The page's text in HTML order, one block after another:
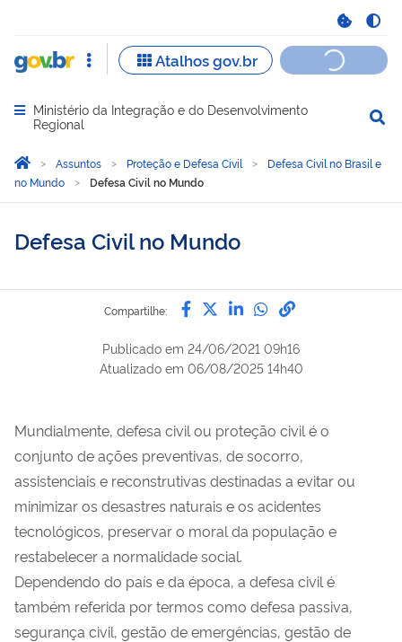
Abrir menu principal de navegação
Ministério da Integração e do Desenvolvimento
Regional
Você está aqui:
Página Inicial
Assuntos Proteção e Defesa Civil
Defesa Civil no Brasil e
no Mundo
Defesa Civil no Mundo
Defesa Civil no Mundo
Compartilhe: Compartilhe por Facebook
Compartilhe por Twitter
Compartilhe por
Compartilhe
link para
Publicado em 24/06/2021 09h16
Atualizado em 06/08/2025 14h40
Mundialmente, defesa civil ou proteção civil é o
conjunto de ações preventivas, de socorro,
assistenciais e reconstrutivas destinadas a evitar ou
minimizar os desastres naturais e os acidentes
tecnológicos, preservar o moral da população e
restabelecer a normalidade social.
Dependendo do país e da época, a defesa civil é
também referida por termos como defesa passiva,
segurança civil, gestão de emergências, gestão de